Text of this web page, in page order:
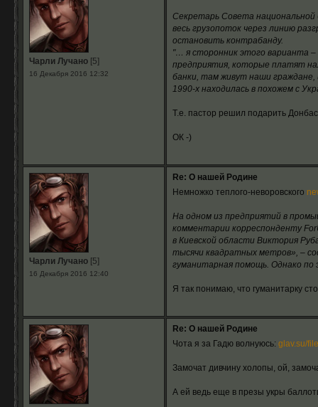
Чарли Лучано[5]
16 Декабря 2016 12:32
Секретарь Совета
весь грузопоток через линию
остановить контрабанду.
"… я сторонник этого варианта
предприятия, которые платят
банки, там живут наши
1990-х находилась в похожем с
Т.е. пастор решил подарить
ОК -)
Чарли Лучано[5]
16 Декабря 2016 12:40
Re: О нашей Родине
Немножко теплого-неворовского
На одном из предприятий в
комментарии корреспонденту
в Киевской области Виктория
тысячи квадратных метров», –
гуманитарная помощь. Однако
Я так понимаю, что гуманитарку
Re: О нашей Родине
Чота я за Гадю волнуюсь: glav.su/
Замочат дивчину холопы, ой,
А ей ведь еще в презы укры